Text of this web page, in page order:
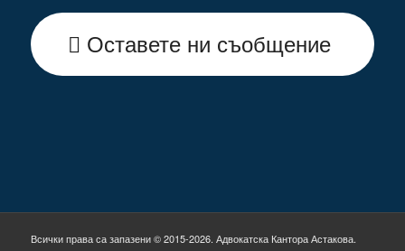
Оставете ни съобщение
Всички права са запазени © 2015-2026. Адвокатска Кантора Астакова.